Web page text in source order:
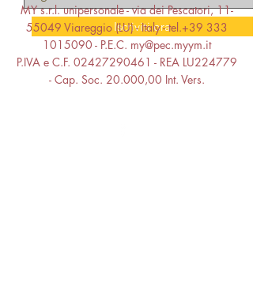
Iscriviti ora
MY s.r.l. unipersonale - via dei Pescatori,11-
55049 Viareggio (LU) - Italy - tel.+39 333
1015090 - P.E.C. my@pec.myym.it
P.IVA e C.F. 02427290461 - REA LU224779
- Cap. Soc. 20.000,00 Int. Vers.